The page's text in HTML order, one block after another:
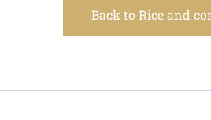
Back to Rice and